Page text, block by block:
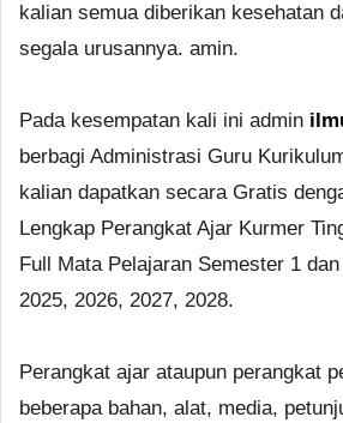
kalian semua diberikan kesehatan
segala urusannya. amin.
Pada kesempatan kali ini admin
berbagi Administrasi Guru
kalian dapatkan secara Gratis
Lengkap Perangkat Ajar Kurmer
Full Mata Pelajaran Semester 1
2025, 2026, 2027, 2028.
Perangkat ajar ataupun perangkat
beberapa bahan, alat, media,